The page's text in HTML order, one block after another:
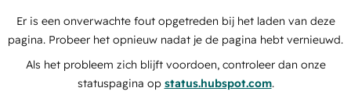
Er is een onverwachte fout opgetreden bij het laden van deze
pagina. Probeer het opnieuw nadat je de pagina hebt vernieuwd.
Als het probleem zich blijft voordoen, controleer dan onze
statuspagina op status.hubspot.com.